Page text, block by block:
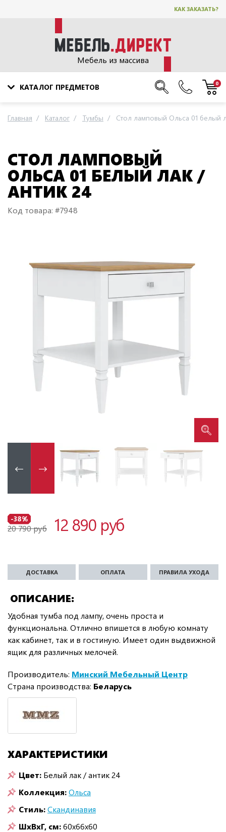
КАК ЗАКАЗАТЬ?
Мебель из массива
КАТАЛОГ ПРЕДМЕТОВ 0
Главная Каталог Тумбы Стол ламповый Ольса 01 белый
СТОЛ ЛАМПОВЫЙ
ОЛЬСА 01 БЕЛЫЙ ЛАК /
АНТИК 24
Код товара: #7948
-38%
20 790 руб 12 890 руб
ОПИСАНИЕ
ДОСТАВКА ОПЛАТА ПРАВИЛА УХОДА
Удобная тумба под лампу, очень проста и
функциональна. Отлично впишется в любую комнату
как кабинет, так и в гостиную. Имеет один выдвижной
ящик для различных мелочей.
Производитель: Минский Мебельный Центр
Страна производства: Беларусь
ХАРАКТЕРИСТИКИ
Цвет: Белый лак / антик 24
Коллекция:Ольса
Стиль:Скандинавия
ШxВxГ, см:60x66x60